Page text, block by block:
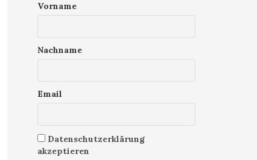
Vorname
Nachname
Email
Datenschutzerklärung
akzeptieren